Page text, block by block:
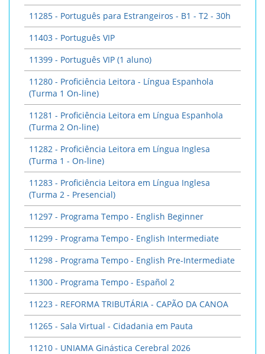
11285 - Português para Estrangeiros - B1 - T2 - 30h
11403 - Português VIP
11399 - Português VIP (1 aluno)
11280 - Proficiência Leitora - Língua Espanhola
(Turma 1 On-line)
11281 - Proficiência Leitora em Língua Espanhola
(Turma 2 On-line)
11282 - Proficiência Leitora em Língua Inglesa
(Turma 1 - On-line)
11283 - Proficiência Leitora em Língua Inglesa
(Turma 2 - Presencial)
11297 - Programa Tempo - English Beginner
11299 - Programa Tempo - English Intermediate
11298 - Programa Tempo - English Pre-Intermediate
11300 - Programa Tempo - Español 2
11223 - REFORMA TRIBUTÁRIA - CAPÃO DA CANOA
11265 - Sala Virtual - Cidadania em Pauta
11210 - UNIAMA Ginástica Cerebral 2026